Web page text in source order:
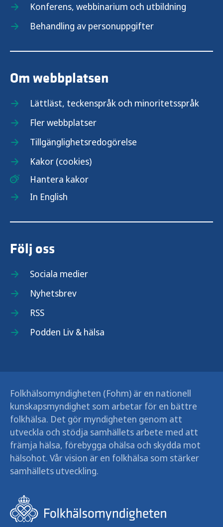
Konferens, webbinarium och utbildning
Behandling av personuppgifter
Om webbplatsen
Lättläst, teckenspråk och minoritetsspråk
Fler webbplatser
Tillgänglighetsredogörelse
Kakor (cookies)
Hantera kakor
In English
Följ oss
Sociala medier
Nyhetsbrev
RSS
Podden Liv & hälsa
Folkhälsomyndigheten (Fohm) är en nationell
kunskapsmyndighet som arbetar för en bättre
folkhälsa. Det gör myndigheten genom att
utveckla och stödja samhällets arbete med att
främja hälsa, förebygga ohälsa och skydda mot
hälsohot. Vår vision är en folkhälsa som stärker
samhällets utveckling.